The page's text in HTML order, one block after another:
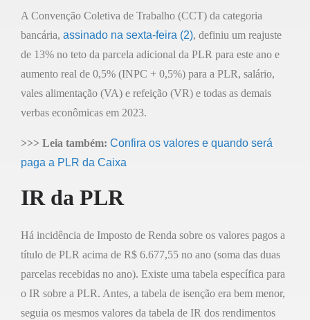
A Convenção Coletiva de Trabalho (CCT) da categoria
bancária, assinado na sexta-feira (2), definiu um reajuste
de 13% no teto da parcela adicional da PLR para este ano e
aumento real de 0,5% (INPC + 0,5%) para a PLR, salário,
vales alimentação (VA) e refeição (VR) e todas as demais
verbas econômicas em 2023.
>>> Leia também: Confira os valores e quando será
paga a PLR da Caixa
IR da PLR
Há incidência de Imposto de Renda sobre os valores pagos a
título de PLR acima de R$ 6.677,55 no ano (soma das duas
parcelas recebidas no ano). Existe uma tabela específica para
o IR sobre a PLR. Antes, a tabela de isenção era bem menor,
seguia os mesmos valores da tabela de IR dos rendimentos